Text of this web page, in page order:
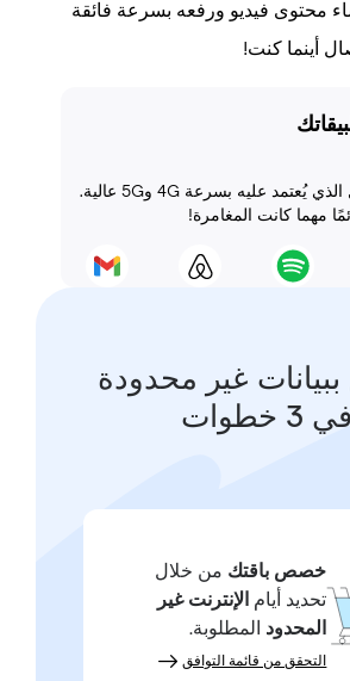
فيديو ورفعه بسرعة فائقة
كنت!
اكتشف الحرية مع الاتصال الذي يُعتمد عليه بسرعة 4G و5G عالية.
غير محدودة
باقتكمن خلال
أيامالإنترنت غير
المطلوبة.
من قائمة التوافق